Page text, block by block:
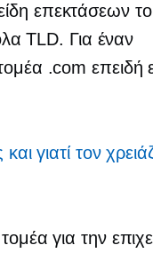
επεκτάσεων
TLD. Για έναν
.com επειδή
γιατί τον
για την